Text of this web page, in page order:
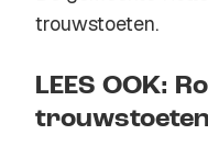
trouwstoeten.
LEES OOK: